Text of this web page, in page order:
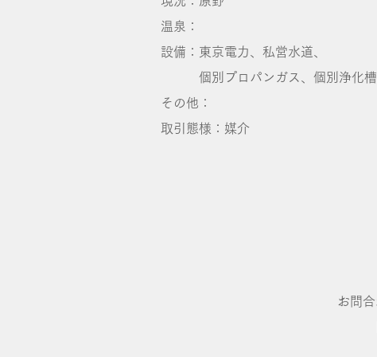
温泉：
設備：東京電力、私営水道、
個別プロパンガス、個別浄化槽
その他：
取引態様：媒介
お問